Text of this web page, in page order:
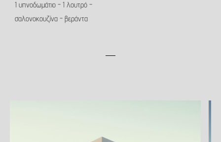
1 υπνοδωμάτιο - 1 λουτρό -
σαλονοκουζίνα - βεράντα